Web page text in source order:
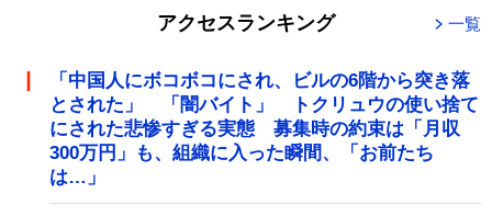
アクセスランキング 一覧
「中国人にボコボコにされ、ビルの6階から突き落
とされた」 「闇バイト」 トクリュウの使い捨て
にされた悲惨すぎる実態 募集時の約束は「月収
300万円」も、組織に入った瞬間、「お前たち
は…」